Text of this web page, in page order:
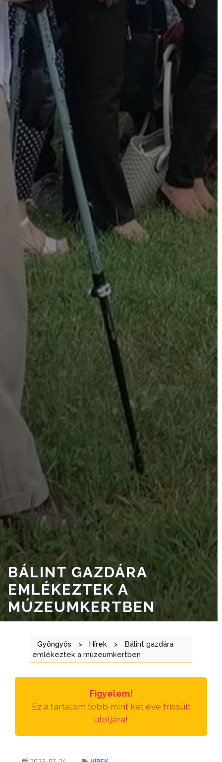
KÖRNYEZETVÉDELEM
TELEPÜLÉSRENDEZÉS
STRATÉGIÁK
ÉS
KONCEPCIÓK
BEJELENTŐ
VÁROSHÁZA
ÖNKORMÁNYZAT
KÉPVISELŐ-
TESTÜLET
VÁROSRENDÉSZET
TÁJÉKOZTATÓK
ÁTLÁTHATÓSÁG
ÖNKORMÁNYZATI
INTÉZMÉNYEK
NYOMTATVÁNYOK
E-
ÜGYINTÉZÉS
TESTÜLETI
ANYAGOK
GEOTERM-
BÁLINT GAZDÁRA
EMLÉKEZTEK A
MÚZEUMKERTBEN
Gyöngyös > Hírek >
Bálint gazdára
emlékeztek a múzeumkertben
Figyelem!
Ez a tartalom több mint két éve frissült
utoljára!